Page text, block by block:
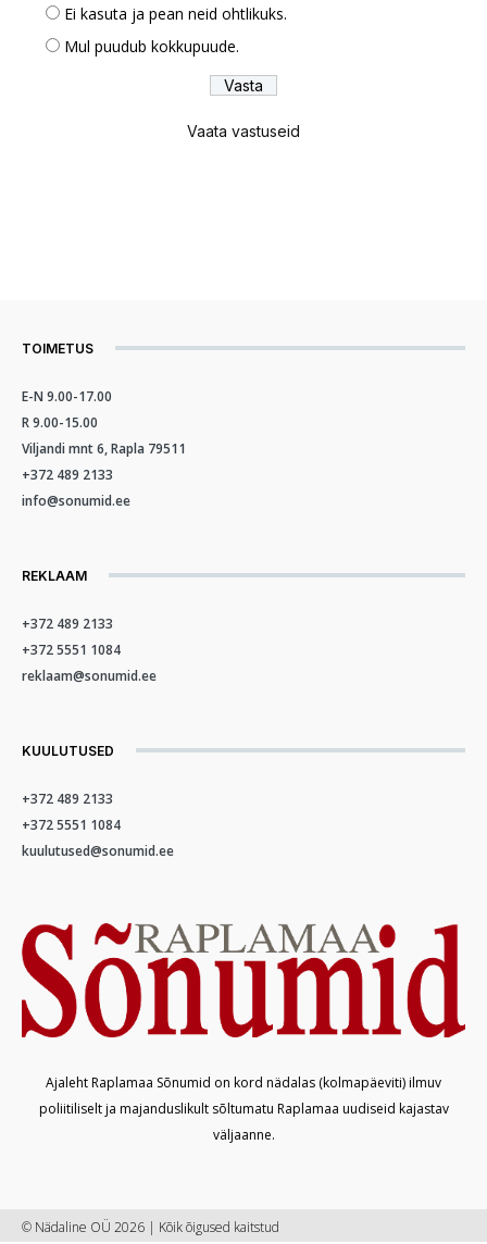
Ei kasuta ja pean neid ohtlikuks.
Mul puudub kokkupuude.
Vaata vastuseid
TOIMETUS
E-N 9.00-17.00
R 9.00-15.00
Viljandi mnt 6, Rapla 79511
+372 489 2133
info@sonumid.ee
REKLAAM
+372 489 2133
+372 5551 1084
reklaam@sonumid.ee
KUULUTUSED
+372 489 2133
+372 5551 1084
kuulutused@sonumid.ee
Ajaleht Raplamaa Sõnumid on kord nädalas (kolmapäeviti) ilmuv
poliitiliselt ja majanduslikult sõltumatu Raplamaa uudiseid kajastav
väljaanne.
© Nädaline OÜ 2026 | Kõik õigused kaitstud